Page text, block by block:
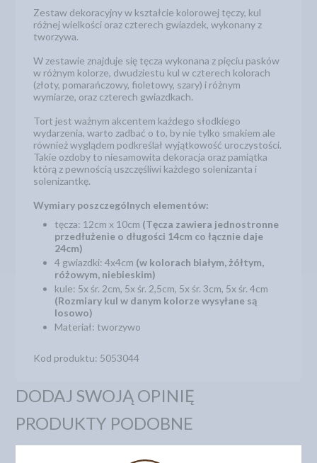
Zestaw dekoracyjny w kształcie kolorowej tęczy, kul
różnej wielkości oraz czterech gwiazdek, wykonany z
tworzywa.
W zestawie znajduje się tęcza wykonana z pięciu pasków
w różnym kolorze, dwudziestu kul w czterech kolorach
(złoty, pomarańczowy, fioletowy, szary) i różnym
wymiarze, oraz czterech gwiazdkach.
Tort jest ważnym akcentem każdego słodkiego
wydarzenia, warto zadbać o to, by nie tylko smakiem ale
również wyglądem podkreślał wyjątkowość uroczystości.
Takie ozdoby to niesamowita dekoracja oraz pamiątka
którą z pewnością uszczęśliwi każdego solenizanta i
solenizantkę.
Wymiary poszczególnych elementów:
tęcza: 12cm x 10cm (Tęcza zawiera jednostronne
przedłużenie o długości 14cm co łącznie daje
24cm)
4 gwiazdki: 4x4cm (w kolorach białym, żółtym,
różowym, niebieskim)
kule: 5x śr. 2cm, 5x śr. 2,5cm, 5x śr. 3cm, 5x śr. 4cm
(Rozmiary kul w danym kolorze wysyłane są
losowo)
Materiał: tworzywo
Kod produktu: 5053044
DODAJ SWOJĄ OPINIĘ
PRODUKTY PODOBNE
INNI KLIENCI KUPILI TEŻ